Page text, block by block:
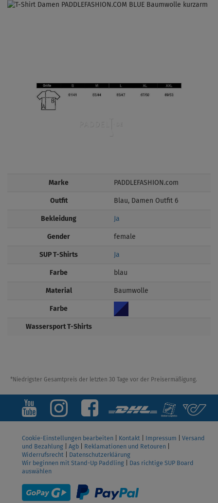
Marke PADDLEFASHION.com
Outfit Blau, Damen Outfit 6
Bekleidung Ja
Gender female
SUP T-Shirts Ja
Farbe blau
Material Baumwolle
Farbe
Wassersport T-Shirts
*Niedrigster Gesamtpreis der letzten 30 Tage vor der Preisermäßigung.
Cookie-Einstellungen bearbeiten Kontakt Impressum
Versand
und Bezahlung
Agb Reklamationen und Retouren
Widerrufsrecht
Datenschutzerklärung
Wir beginnen mit Stand-Up Paddling
Das richtige SUP Board
auswählen